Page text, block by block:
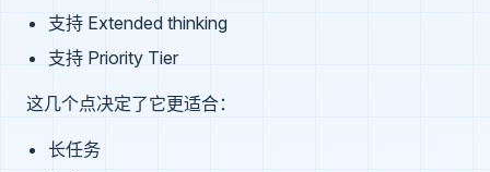
支持 Extended thinking
支持 Priority Tier
这几个点决定了它更适合：
长任务